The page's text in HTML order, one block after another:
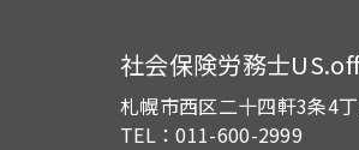
社会保険労務士
札幌市西区二十四軒3条4
TEL：011-600-2999